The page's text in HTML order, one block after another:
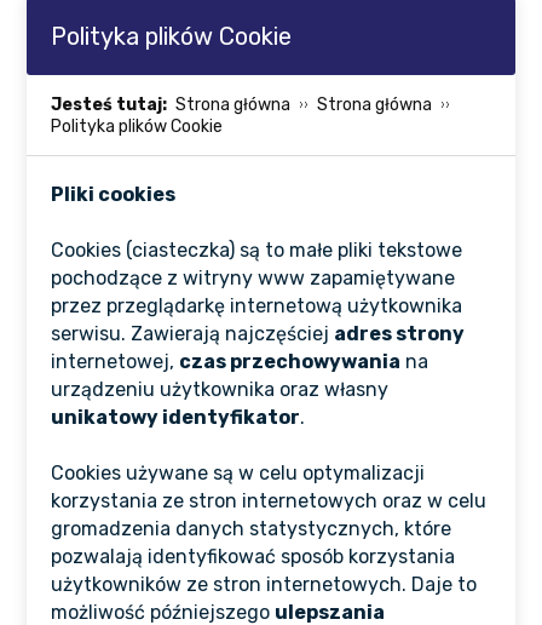
Polityka plików Cookie
Jesteś tutaj: Strona główna
Strona główna
Polityka plików Cookie
Pliki cookies
Cookies (ciasteczka) są to małe pliki tekstowe
pochodzące z witryny www zapamiętywane
przez przeglądarkę internetową użytkownika
serwisu. Zawierają najczęściej adres strony
internetowej, czas przechowywania na
urządzeniu użytkownika oraz własny
unikatowy identyfikator.
Cookies używane są w celu optymalizacji
korzystania ze stron internetowych oraz w celu
gromadzenia danych statystycznych, które
pozwalają identyfikować sposób korzystania
użytkowników ze stron internetowych. Daje to
możliwość późniejszego ulepszania